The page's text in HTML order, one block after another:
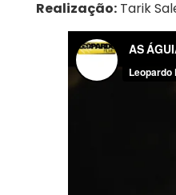
Realização: Tarik